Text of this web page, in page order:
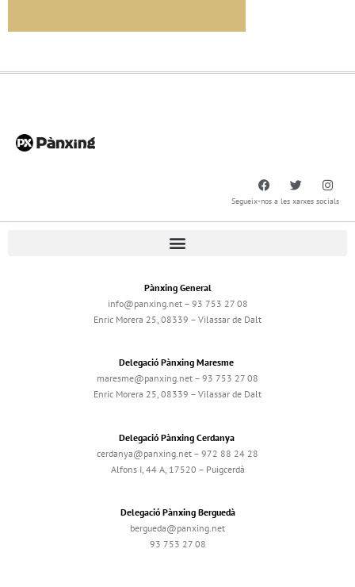
Segueix-nos a les xarxes socials
Pànxing General
info@panxing.net – 93 753 27 08
Enric Morera 25, 08339 – Vilassar de Dalt
Delegació Pànxing Maresme
maresme@panxing.net – 93 753 27 08
Enric Morera 25, 08339 – Vilassar de Dalt
Delegació Pànxing Cerdanya
cerdanya@panxing.net – 972 88 24 28
Alfons I, 44 A, 17520 – Puigcerdà
Delegació Pànxing Berguedà
bergueda@panxing.net
93 753 27 08